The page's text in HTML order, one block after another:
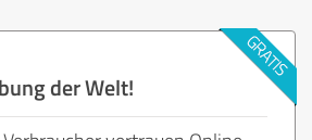
der Welt!